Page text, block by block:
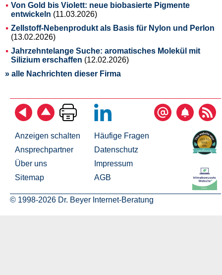
Von Gold bis Violett: neue biobasierte Pigmente
entwickeln (11.03.2026)
Zellstoff-Nebenprodukt als Basis für Nylon und Perlon
(13.02.2026)
Jahrzehntelange Suche: aromatisches Molekül mit
Silizium erschaffen (12.02.2026)
» alle Nachrichten dieser Firma
Anzeigen schalten
Ansprechpartner
Über uns
Sitemap
Häufige Fragen
Datenschutz
Impressum
AGB
© 1998-2026 Dr. Beyer Internet-Beratung